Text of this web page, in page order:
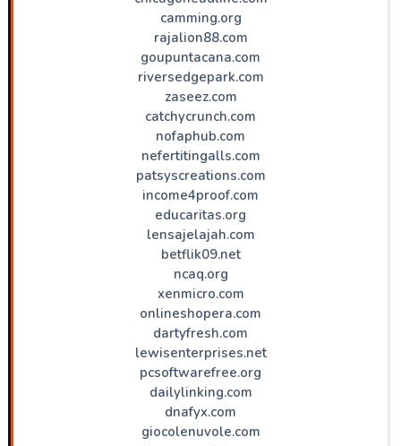
camming.org
rajalion88.com
goupuntacana.com
riversedgepark.com
zaseez.com
catchycrunch.com
nofaphub.com
nefertitingalls.com
patsyscreations.com
income4proof.com
educaritas.org
lensajelajah.com
betflik09.net
ncaq.org
xenmicro.com
onlineshopera.com
dartyfresh.com
lewisenterprises.net
pcsoftwarefree.org
dailylinking.com
dnafyx.com
giocolenuvole.com